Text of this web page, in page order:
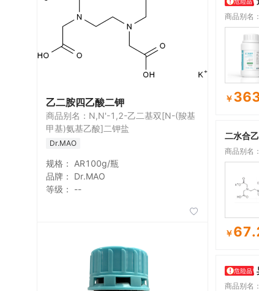
乙二胺四乙酸二钾
商品别名：N,N'-1,2-乙二基双[N-(羧基
甲基)氨基乙酸]二钾盐
Dr.MAO
规格：
AR100g/瓶
品牌：
Dr.MAO
等级：
--

商品别名
钾; 过(二)
￥
二水合
商品别名
￥
商品别名